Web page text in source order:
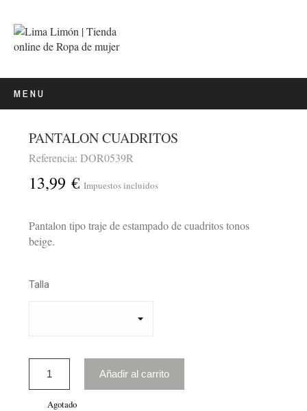
MENU
PANTALON CUADRITOS
Referencia: DOR0539R
13,99 € Impuestos incluidos
Pantalon tipo traje de estampado de cuadritos tonos
beige.
Talla
Añadir al carrito
Agotado